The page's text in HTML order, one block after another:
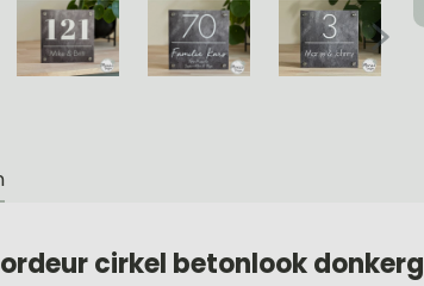
cirkel betonlook